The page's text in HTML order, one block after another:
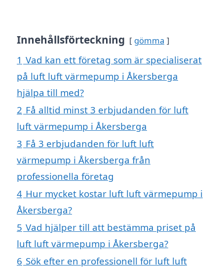
Innehållsförteckning gömma
1 Vad kan ett företag som är specialiserat
på luft luft värmepump i Åkersberga
hjälpa till med?
2 Få alltid minst 3 erbjudanden för luft
luft värmepump i Åkersberga
3 Få 3 erbjudanden för luft luft
värmepump i Åkersberga från
professionella företag
4 Hur mycket kostar luft luft värmepump i
Åkersberga?
5 Vad hjälper till att bestämma priset på
luft luft värmepump i Åkersberga?
6 Sök efter en professionell för luft luft